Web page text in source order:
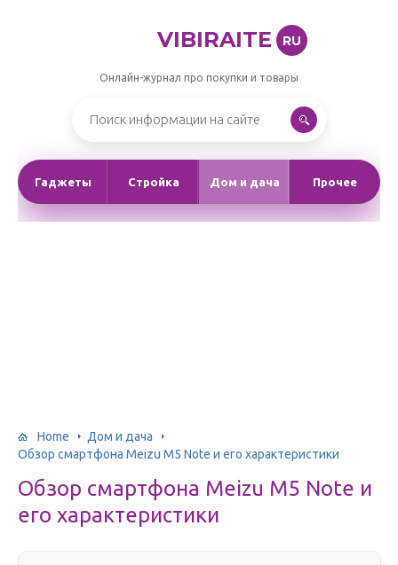
VIBIRAITE RU
Онлайн-журнал про покупки и товары
Гаджеты Стройка Дом и дача Прочее
Home
Дом и дача
Обзор смартфона Meizu M5 Note и его характеристики
Обзор смартфона Meizu M5 Note и
его характеристики